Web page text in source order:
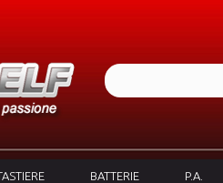
BATTERIE P.A.